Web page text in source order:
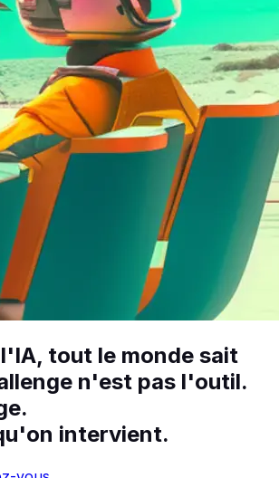
IA, tout le monde sait
n'est pas l'outil.
intervient.